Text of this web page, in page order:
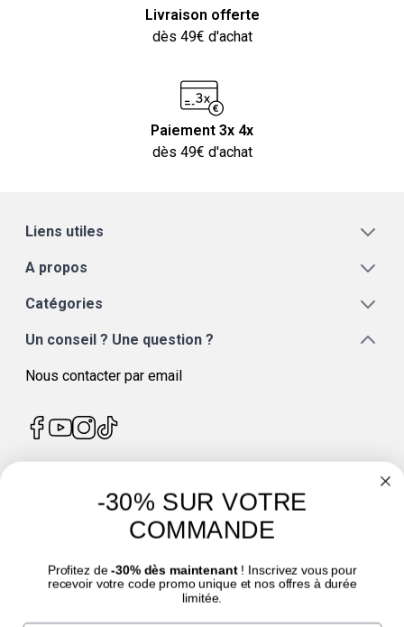
Livraison offerte
dès 49€ d'achat
Paiement 3x 4x
dès 49€ d'achat
Liens utiles
A propos
Catégories
Un conseil ? Une question ?
Nous contacter par email
4.7/5
-30% SUR VOTRE
COMMANDE
Profitez de -30% dès maintenant! Inscrivez vous pour
recevoir votre code promo unique et nos offres à durée
limitée.